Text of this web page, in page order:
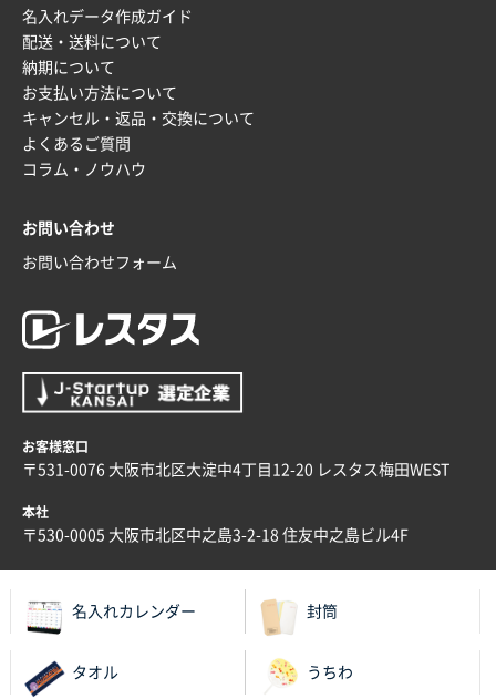
名入れデータ作成ガイド
配送・送料について
納期について
お支払い方法について
キャンセル・返品・交換について
よくあるご質問
コラム・ノウハウ
お問い合わせ
お問い合わせフォーム
お客様窓口
〒531-0076 大阪市北区大淀中4丁目12-20 レスタス梅田WEST
本社
〒530-0005 大阪市北区中之島3-2-18 住友中之島ビル4F
名入れカレンダー 封筒
タオル うちわ